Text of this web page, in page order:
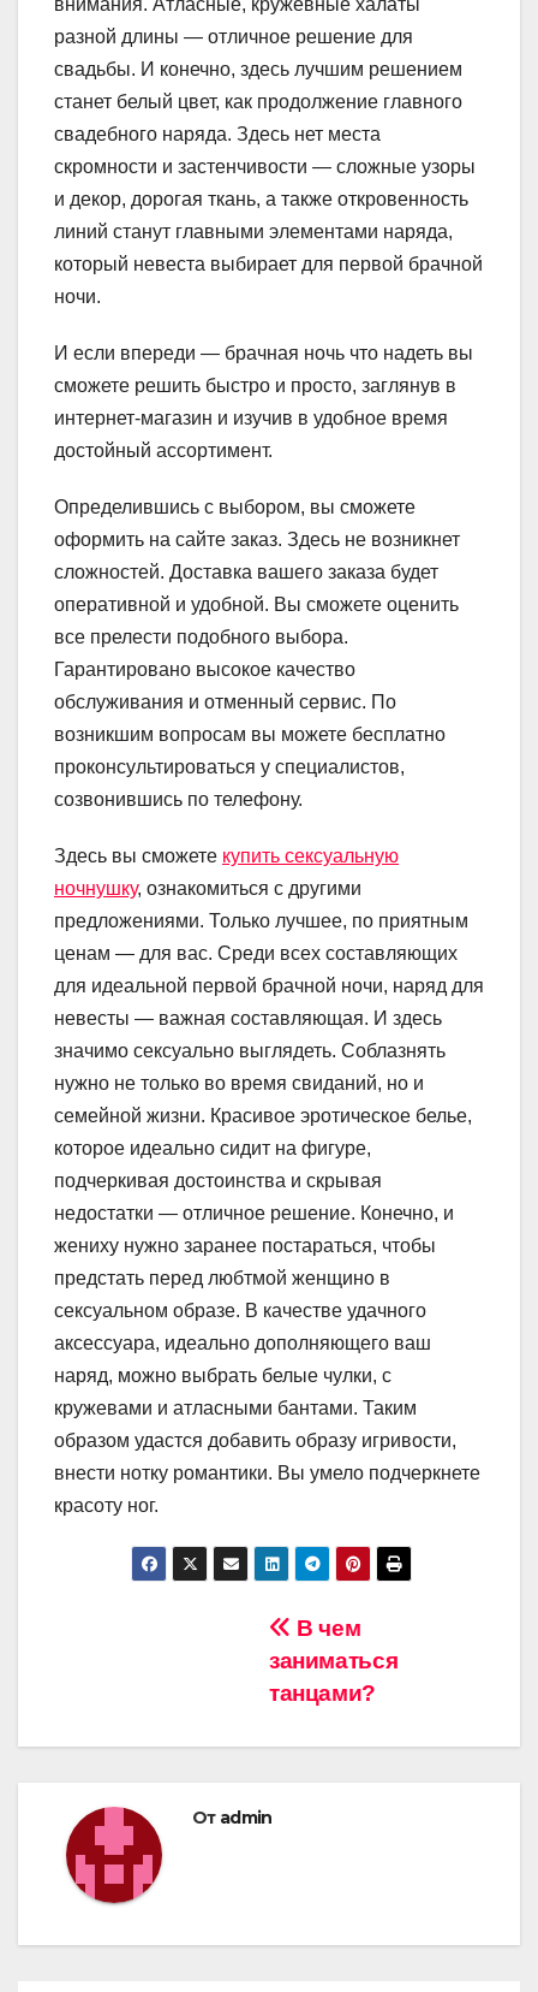
разной длины — отличное решение для
свадьбы. И конечно, здесь лучшим решением
станет белый цвет, как продолжение главного
свадебного наряда. Здесь нет места
скромности и застенчивости — сложные узоры
и декор, дорогая ткань, а также откровенность
линий станут главными элементами наряда,
который невеста выбирает для первой брачной
ночи.
И если впереди — брачная ночь что надеть вы
сможете решить быстро и просто, заглянув в
интернет-магазин и изучив в удобное время
достойный ассортимент.
Определившись с выбором, вы сможете
оформить на сайте заказ. Здесь не возникнет
сложностей. Доставка вашего заказа будет
оперативной и удобной. Вы сможете оценить
все прелести подобного выбора.
Гарантировано высокое качество
обслуживания и отменный сервис. По
возникшим вопросам вы можете бесплатно
проконсультироваться у специалистов,
созвонившись по телефону.
Здесь вы сможете купить сексуальную
ночнушку, ознакомиться с другими
предложениями. Только лучшее, по приятным
ценам — для вас. Среди всех составляющих
для идеальной первой брачной ночи, наряд для
невесты — важная составляющая. И здесь
значимо сексуально выглядеть. Соблазнять
нужно не только во время свиданий, но и
семейной жизни. Красивое эротическое белье,
которое идеально сидит на фигуре,
подчеркивая достоинства и скрывая
недостатки — отличное решение. Конечно, и
жениху нужно заранее постараться, чтобы
предстать перед любтмой женщино в
сексуальном образе. В качестве удачного
аксессуара, идеально дополняющего ваш
наряд, можно выбрать белые чулки, с
кружевами и атласными бантами. Таким
образом удастся добавить образу игривости,
внести нотку романтики. Вы умело подчеркнете
красоту ног.
записям
В чем
заниматься
танцами?
От admin